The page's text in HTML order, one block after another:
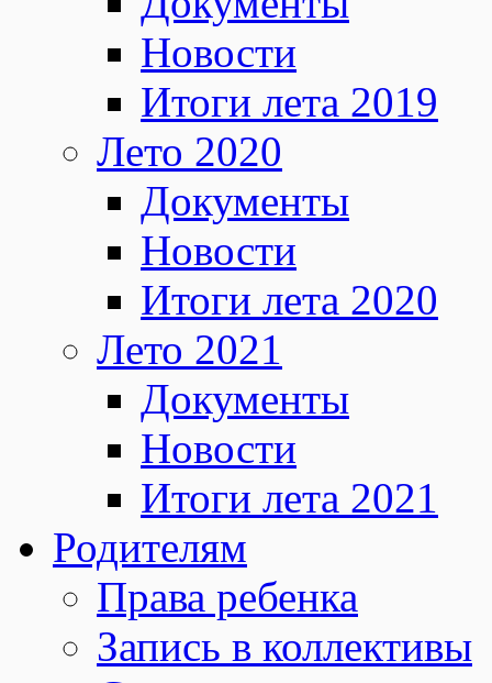
Новости
Итоги лета 2019
Лето 2020
Документы
Новости
Итоги лета 2020
Лето 2021
Документы
Новости
Итоги лета 2021
Родителям
Права ребенка
Запись в коллективы